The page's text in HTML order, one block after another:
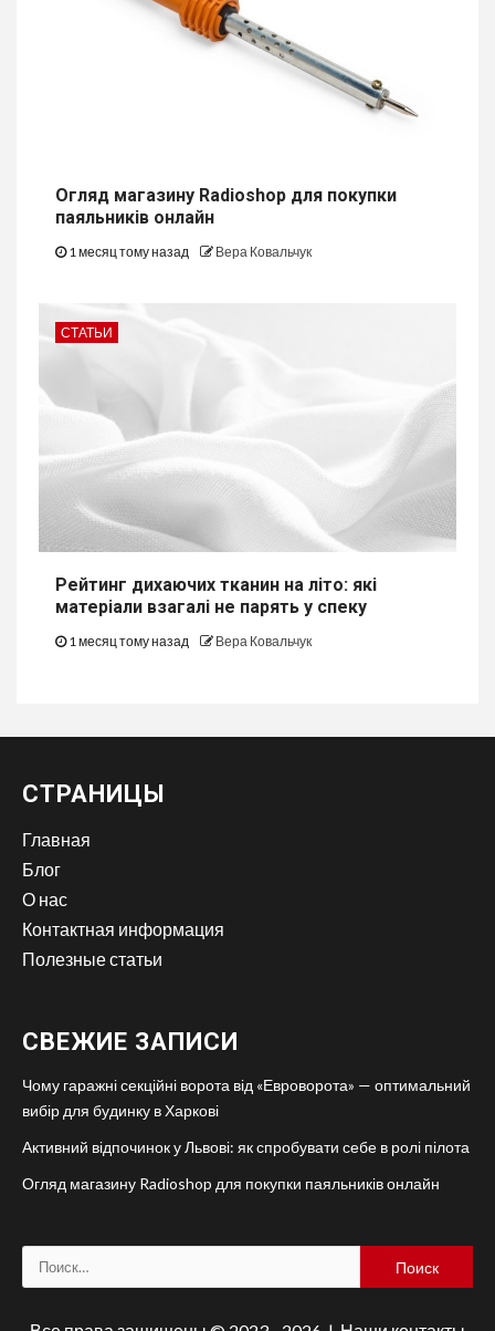
Огляд магазину Radioshop для покупки
паяльників онлайн
1 месяц тому назад Вера Ковальчук
СТАТЬИ
Рейтинг дихаючих тканин на літо: які
матеріали взагалі не парять у спеку
1 месяц тому назад Вера Ковальчук
СТРАНИЦЫ
Главная
Блог
О нас
Контактная информация
Полезные статьи
СВЕЖИЕ ЗАПИСИ
Чому гаражні секційні ворота від «Евроворота» — оптимальний
вибір для будинку в Харкові
Активний відпочинок у Львові: як спробувати себе в ролі пілота
Огляд магазину Radioshop для покупки паяльників онлайн
Найти: